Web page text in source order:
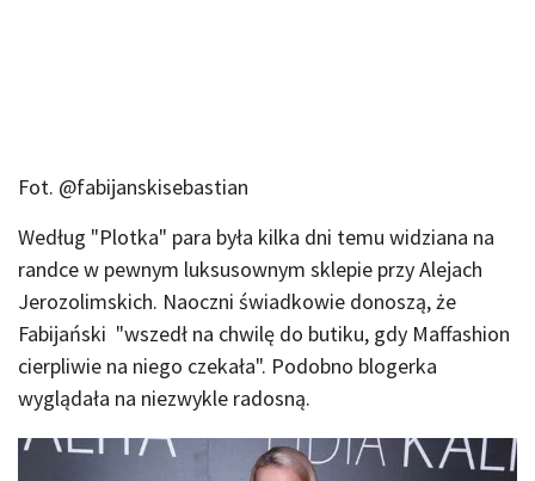
Fot. @fabijanskisebastian
Według "Plotka" para była kilka dni temu widziana na
randce w pewnym luksusownym sklepie przy Alejach
Jerozolimskich. Naoczni świadkowie donoszą, że
Fabijański "wszedł na chwilę do butiku, gdy Maffashion
cierpliwie na niego czekała". Podobno blogerka
wyglądała na niezwykle radosną.